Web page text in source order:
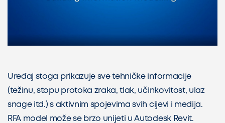
Uređaj stoga prikazuje sve tehničke informacije
(težinu, stopu protoka zraka, tlak, učinkovitost, ulaz
snage itd.) s aktivnim spojevima svih cijevi i medija.
RFA model može se brzo unijeti u Autodesk Revit.